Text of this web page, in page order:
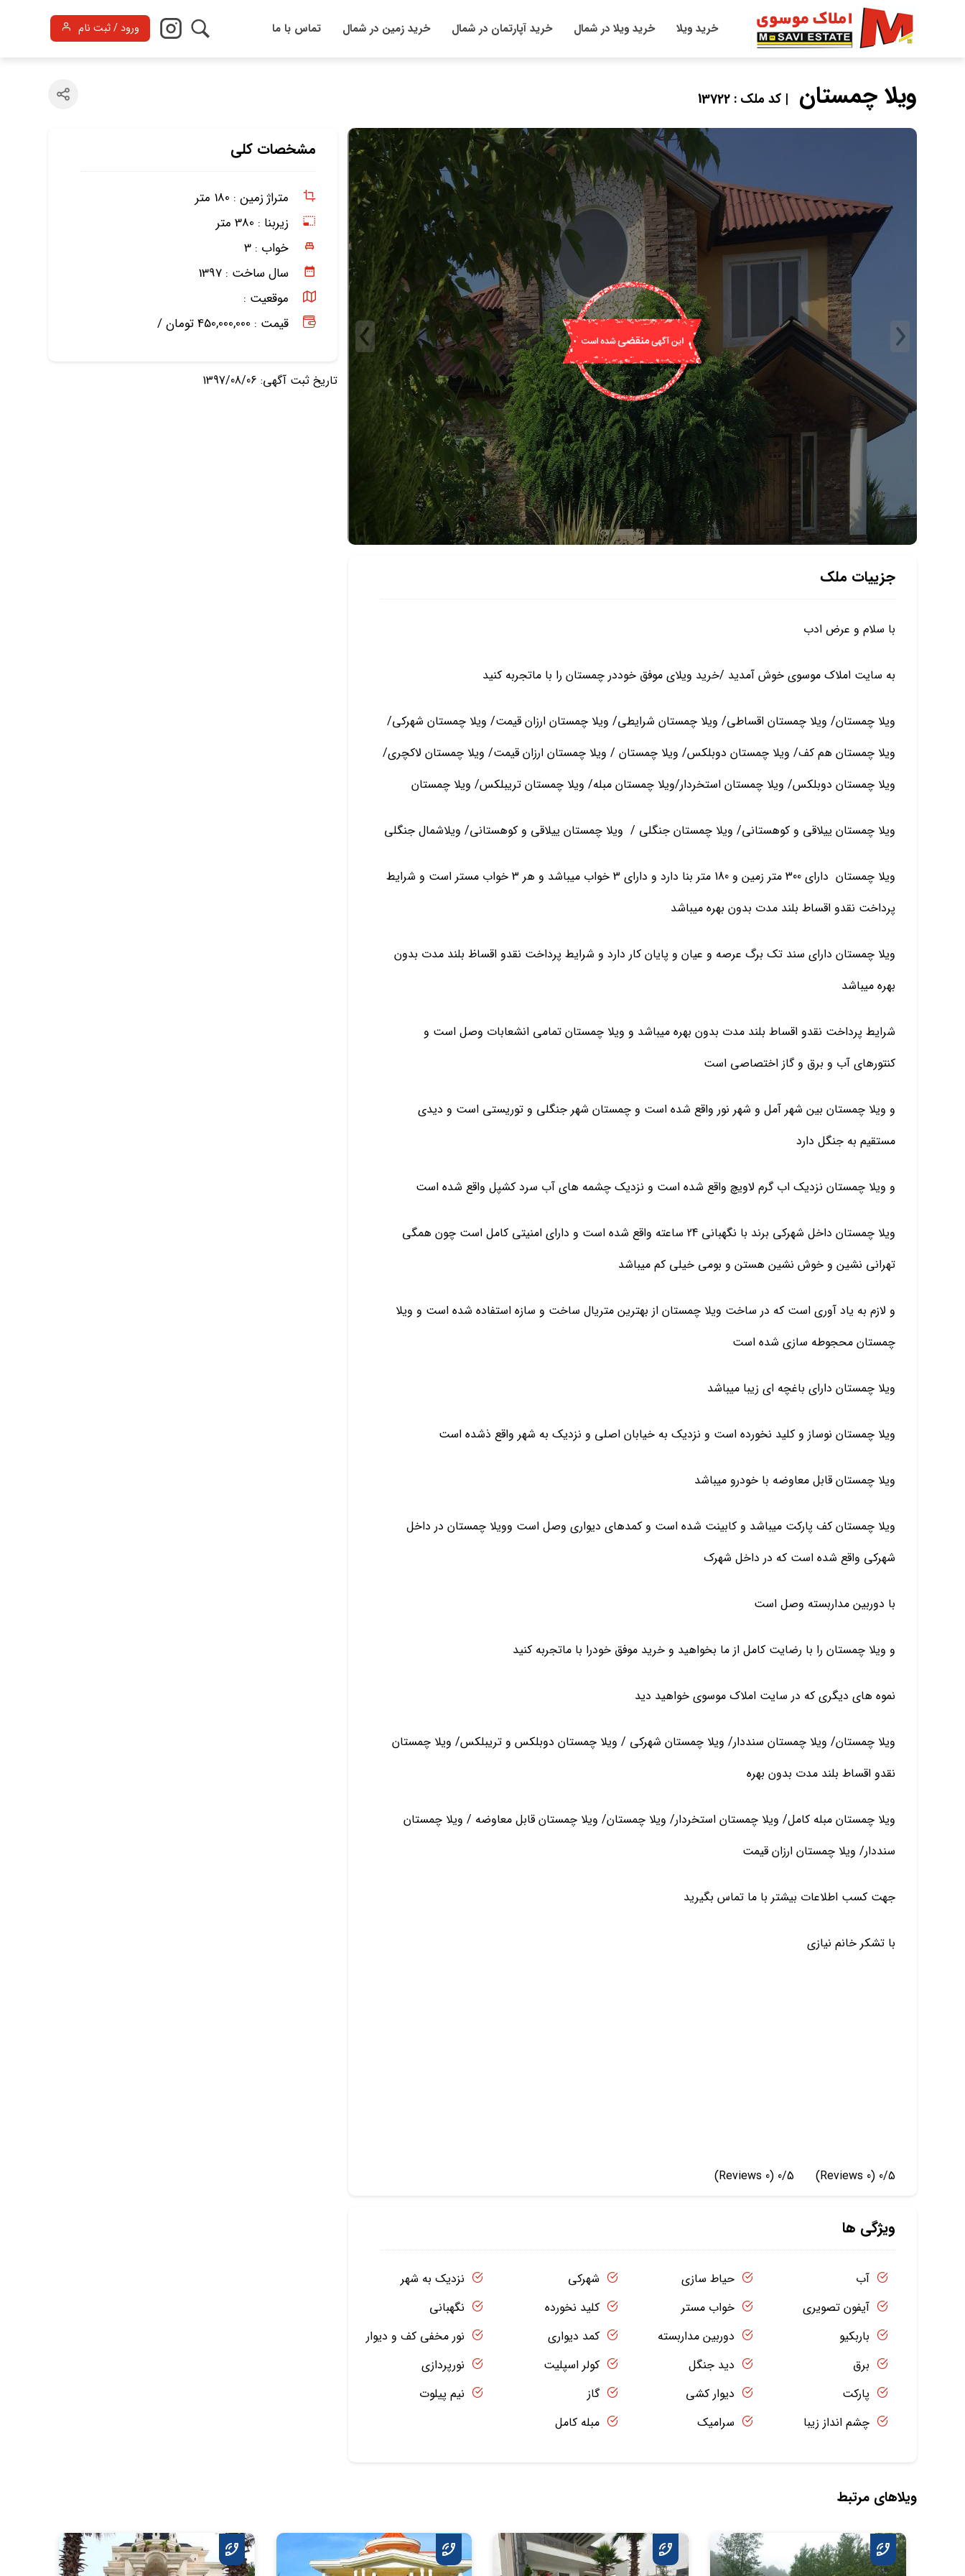
خرید ویلا خرید ویلا در شمال خرید آپارتمان در شمال خرید زمین در شمال تماس با ما ورود / ثبت نام
ویلا چمستان | کد ملک : 13722
مشخصات کلی
متراژ زمین : 180 متر
زیربنا : 380 متر
خواب : 3
سال ساخت : 1397
موقعیت :
قیمت : 450,000,000 تومان /
تاریخ ثبت آگهی: 1397/08/06
جزییات ملک
با سلام و عرض ادب
به سایت املاک موسوی خوش آمدید /خرید ویلای موفق خوددر چمستان را با ماتجربه کنید
ویلا چمستان/ ویلا چمستان اقساطی/ ویلا چمستان شرایطی/ ویلا چمستان ارزان قیمت/ ویلا چمستان شهرکی/
ویلا چمستان هم کف/ ویلا چمستان دوبلکس/ ویلا چمستان / ویلا چمستان ارزان قیمت/ ویلا چمستان لاکچری/
ویلا چمستان دوبلکس/ ویلا چمستان استخردار/ویلا چمستان مبله/ ویلا چمستان تریبلکس/ ویلا چمستان
ویلا چمستان ییلاقی و کوهستانی/ ویلا چمستان جنگلی / ویلا چمستان ییلاقی و کوهستانی/ ویلاشمال جنگلی
ویلا چمستان دارای 300 متر زمین و 180 متر بنا دارد و دارای 3 خواب میباشد و هر 3 خواب مستر است و شرایط
پرداخت نقدو اقساط بلند مدت بدون بهره میباشد
ویلا چمستان دارای سند تک برگ عرصه و عیان و پایان کار دارد و شرایط پرداخت نقدو اقساظ بلند مدت بدون
بهره میباشد
شرایط پرداخت نقدو اقساط بلند مدت بدون بهره میباشد و ویلا چمستان تمامی انشعابات وصل است و
کنتورهای آب و برق و گاز اختصاصی است
و ویلا چمستان بین شهر آمل و شهر نور واقع شده است و چمستان شهر جنگلی و توریستی است و دیدی
مستقیم به جنگل دارد
و ویلا چمستان نزدیک اب گرم لاویچ واقع شده است و نزدیک چشمه های آب سرد کشپل واقع شده است
ویلا چمستان داخل شهرکی برند با نگهبانی 24 ساعته واقع شده است و دارای امنیتی کامل است چون همگی
تهرانی نشین و خوش نشین هستن و بومی خیلی کم میباشد
و لازم به یاد آوری است که در ساخت ویلا چمستان از بهترین متریال ساخت و سازه استفاده شده است و ویلا
چمستان محجوطه سازی شده است
ویلا چمستان دارای باغچه ای زیبا میباشد
ویلا چمستان نوساز و کلید نخورده است و نزدیک به خیابان اصلی و نزدیک به شهر واقع ذشده است
ویلا چمستان قابل معاوضه با خودرو میباشد
ویلا چمستان کف پارکت میباشد و کابینت شده است و کمدهای دیواری وصل است وویلا چمستان در داخل
شهرکی واقع شده است که در داخل شهرک
با دوربین مداربسته وصل است
و ویلا چمستان را با رضایت کامل از ما بخواهید و خرید موفق خودرا با ماتجربه کنید
نموه های دیگری که در سایت املاک موسوی خواهید دید
ویلا چمستان/ ویلا چمستان سنددار/ ویلا چمستان شهرکی / ویلا چمستان دوبلکس و تریبلکس/ ویلا چمستان
نقدو اقساط بلند مدت بدون بهره
ویلا چمستان مبله کامل/ ویلا چمستان استخردار/ ویلا چمستان/ ویلا چمستان قابل معاوضه / ویلا چمستان
سنددار/ ویلا چمستان ارزان قیمت
جهت کسب اطلاعات بیشتر با ما تماس بگیرید
با تشکر خانم نیازی
0/5
(0 Reviews)
0/5
(0 Reviews)
ویژگی ها
آب
آیفون تصویری
باربکیو
برق
پارکت
چشم انداز زیبا
حیاط سازی
خواب مستر
دوربین مداربسته
دید جنگل
دیوار کشی
سرامیک
شهرکی
کلید نخورده
کمد دیواری
کولر اسپلیت
گاز
مبله کامل
نزدیک به شهر
نگهبانی
نور مخفی کف و دیوار
نورپردازی
نیم پیلوت
ویلاهای مرتبط